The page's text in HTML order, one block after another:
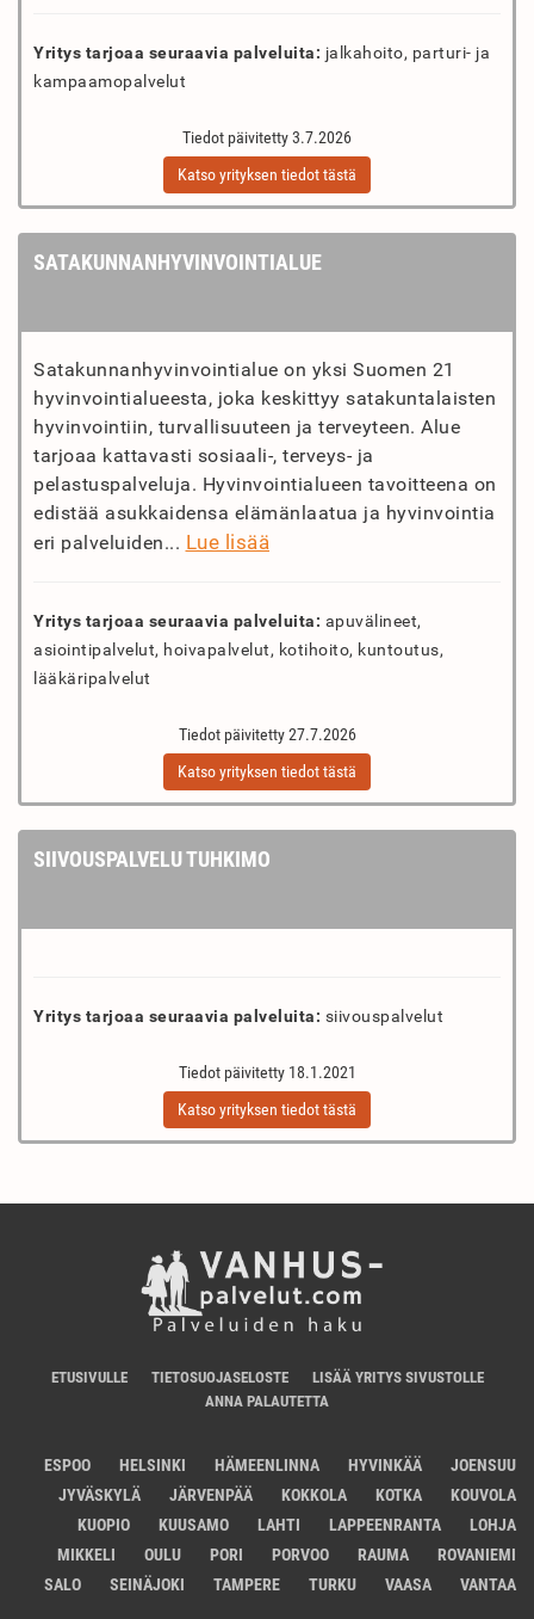
Yritys tarjoaa seuraavia palveluita: jalkahoito, parturi- ja
kampaamopalvelut
Tiedot päivitetty 3.7.2026
Katso yrityksen tiedot tästä
SATAKUNNANHYVINVOINTIALUE
Satakunnanhyvinvointialue on yksi Suomen 21
hyvinvointialueesta, joka keskittyy satakuntalaisten
hyvinvointiin, turvallisuuteen ja terveyteen. Alue
tarjoaa kattavasti sosiaali-, terveys- ja
pelastuspalveluja. Hyvinvointialueen tavoitteena on
edistää asukkaidensa elämänlaatua ja hyvinvointia
eri palveluiden... Lue lisää
Yritys tarjoaa seuraavia palveluita: apuvälineet,
asiointipalvelut, hoivapalvelut, kotihoito, kuntoutus,
lääkäripalvelut
Tiedot päivitetty 27.7.2026
Katso yrityksen tiedot tästä
SIIVOUSPALVELU TUHKIMO
Yritys tarjoaa seuraavia palveluita: siivouspalvelut
Tiedot päivitetty 18.1.2021
Katso yrityksen tiedot tästä
ETUSIVULLE TIETOSUOJASELOSTE
LISÄÄ YRITYS SIVUSTOLLE
ANNA PALAUTETTA
ESPOO HELSINKI HÄMEENLINNA HYVINKÄÄ
JOENSUU
JYVÄSKYLÄ
JÄRVENPÄÄ KOKKOLA KOTKA
KOUVOLA
KUOPIO
KUUSAMO LAHTI LAPPEENRANTA
LOHJA
MIKKELI
OULU PORI PORVOO RAUMA
ROVANIEMI
SALO
SEINÄJOKI TAMPERE TURKU VAASA VANTAA